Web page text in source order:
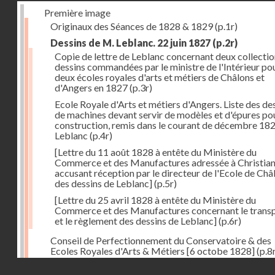
Première image
Originaux des Séances de 1828 & 1829(p.1r)
Dessins de M. Leblanc. 22 juin 1827 (p.2r)
Copie de lettre de Leblanc concernant deux
dessins commandées par le ministre de l'Intérieur
deux écoles royales d'arts et métiers de Châlons et
d'Angers en 1827(p.3r)
Ecole Royale d'Arts et métiers d'Angers. Liste des
de machines devant servir de modèles et d'épures
construction, remis dans le courant de décembre
Leblanc (p.4r)
[Lettre du 11 août 1828 à entête du Ministère du
Commerce et des Manufactures adressée à Christian
accusant réception par le directeur de l'Ecole de
des dessins de Leblanc](p.5r)
[Lettre du 25 avril 1828 à entête du Ministère du
Commerce et des Manufactures concernant le
et le règlement des dessins de Leblanc](p.6r)
Conseil de Perfectionnement du Conservatoire & des
Ecoles Royales d'Arts & Métiers [6 octobe 1828]